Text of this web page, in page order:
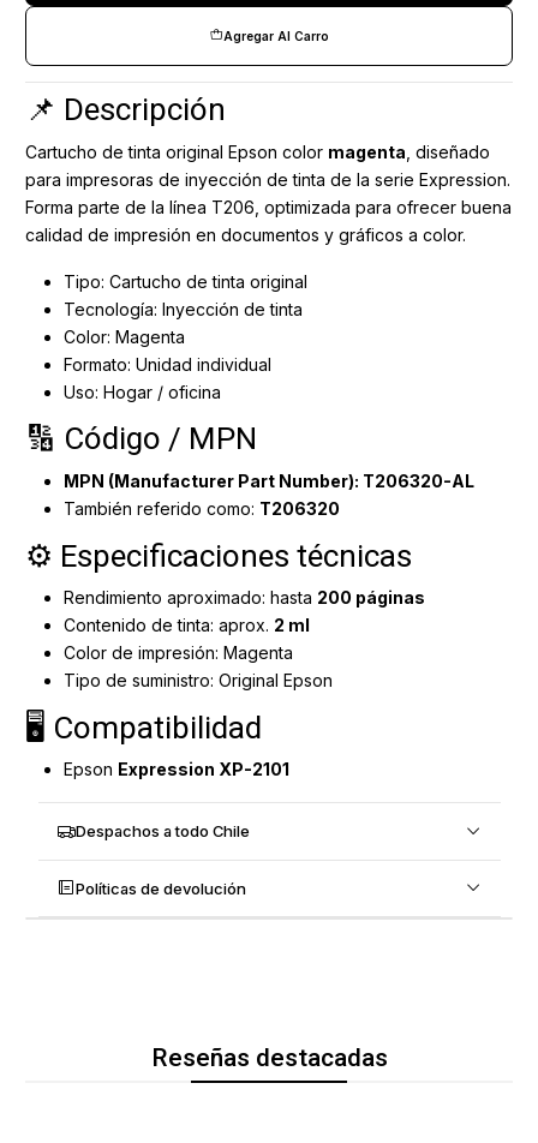
Agregar Al Carro
📌 Descripción
Cartucho de tinta original Epson color magenta , diseñado
para impresoras de inyección de tinta de la serie Expression.
Forma parte de la línea T206, optimizada para ofrecer buena
calidad de impresión en documentos y gráficos a color.
Tipo: Cartucho de tinta original
Tecnología: Inyección de tinta
Color: Magenta
Formato: Unidad individual
Uso: Hogar / oficina
🔢 Código / MPN
MPN (Manufacturer Part Number): T206320-AL
También referido como: T206320
⚙️ Especificaciones técnicas
Rendimiento aproximado: hasta 200 páginas
Contenido de tinta: aprox. 2 ml
Color de impresión: Magenta
Tipo de suministro: Original Epson
🖥️ Compatibilidad
Epson Expression XP-2101
Despachos a todo Chile
Políticas de devolución
Reseñas destacadas